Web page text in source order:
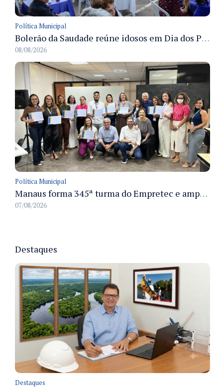
Política Municipal
Bolerão da Saudade reúne idosos em Dia dos Pais promovido pela Fundação Dr. Thomas em Manaus
08/08/2026
Política Municipal
Manaus forma 345ª turma do Empretec e amplia qualificação de empreendedores na cidade
07/08/2026
Destaques
Destaques